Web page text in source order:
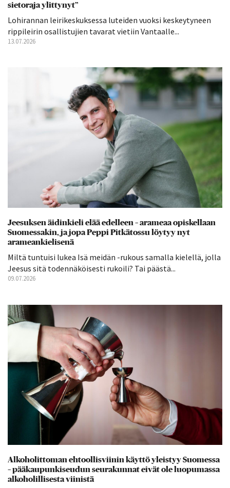
sietoraja ylittynyt”
Lohirannan leirikeskuksessa luteiden vuoksi keskeytyneen
rippileirin osallistujien tavarat vietiin Vantaalle...
13.07.2026
Jeesuksen äidinkieli elää edelleen – arameaa opiskellaan
Suomessakin, ja jopa Peppi Pitkätossu löytyy nyt
arameankielisenä
Miltä tuntuisi lukea Isä meidän -rukous samalla kielellä, jolla
Jeesus sitä todennäköisesti rukoili? Tai päästä...
09.07.2026
Alkoholittoman ehtoollisviinin käyttö yleistyy Suomessa
– pääkaupunkiseudun seurakunnat eivät ole luopumassa
alkoholillisesta viinistä